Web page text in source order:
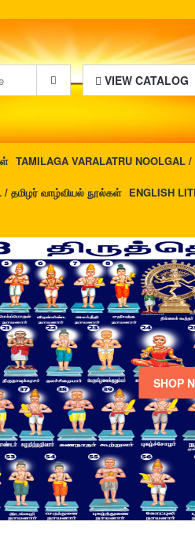
VIEW CATALOG
TAMILAGA VARALATRU NOOLGAL
/ தமிழர் வாழ்வியல் நூல்கள் ENGLISH
SHOP